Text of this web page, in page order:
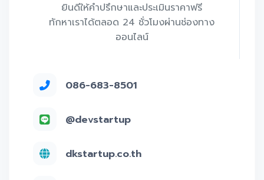
ยินดีให้คำปรึกษาและประเมินราคาฟรี
ทักหาเราได้ตลอด 24 ชั่วโมงผ่านช่องทาง
ออนไลน์
086-683-8501
@devstartup
dkstartup.co.th